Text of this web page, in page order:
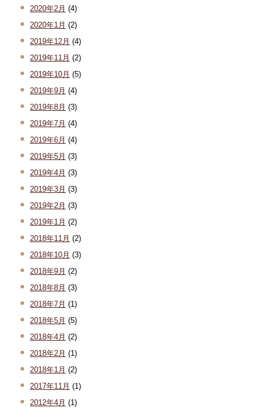
2020年2月 (4)
2020年1月 (2)
2019年12月 (4)
2019年11月 (2)
2019年10月 (5)
2019年9月 (4)
2019年8月 (3)
2019年7月 (4)
2019年6月 (4)
2019年5月 (3)
2019年4月 (3)
2019年3月 (3)
2019年2月 (3)
2019年1月 (2)
2018年11月 (2)
2018年10月 (3)
2018年9月 (2)
2018年8月 (3)
2018年7月 (1)
2018年5月 (5)
2018年4月 (2)
2018年2月 (1)
2018年1月 (2)
2017年11月 (1)
2012年4月 (1)